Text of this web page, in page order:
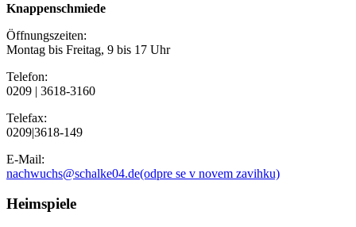
Knappenschmiede
Öffnungszeiten:
Montag bis Freitag, 9 bis 17 Uhr
Telefon:
0209 | 3618-3160
Telefax:
0209|3618-149
E-Mail:
nachwuchs@schalke04.de(odpre se v novem zavihku)
Heimspiele